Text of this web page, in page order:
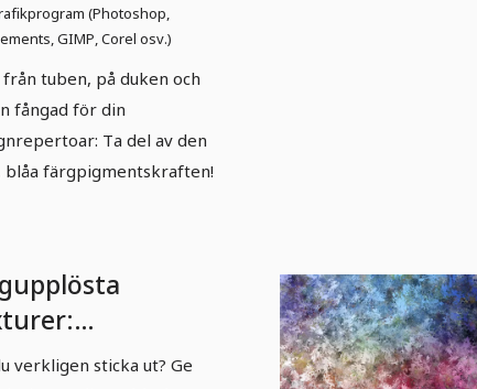
(Photoshop,
GIMP, Corel osv.)
från tuben, på duken och
fångad för din
Ta del av den
blåa färgpigmentskraften!
i
verkligen sticka ut? Ge